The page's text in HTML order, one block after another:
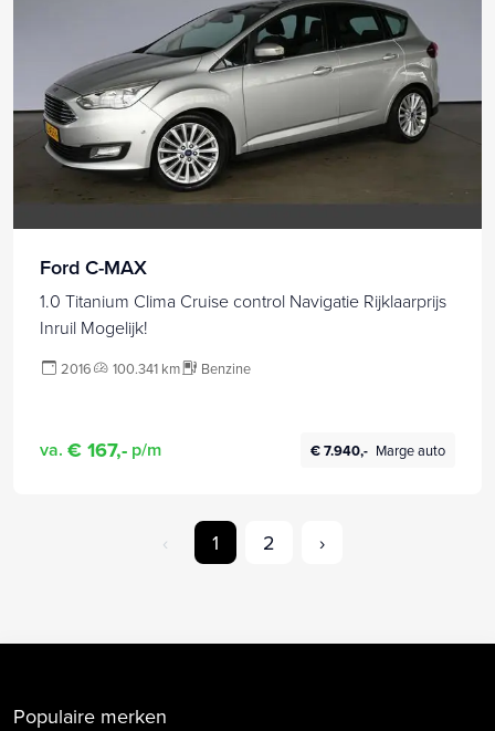
Ford C-MAX
1.0 Titanium Clima Cruise control Navigatie Rijklaarprijs
Inruil Mogelijk!
2016 100.341 km Benzine
va. € 167,- p/m € 7.940,- Marge auto
‹ 1 2 ›
Populaire merken